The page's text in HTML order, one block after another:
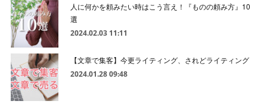
人に何かを頼みたい時はこう言え！『ものの頼み方』10
選
2024.02.03 11:11
【文章で集客】今更ライティング、されどライティング
2024.01.28 09:48